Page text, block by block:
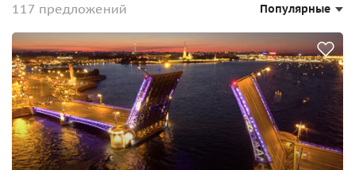
117 предложений Популярные